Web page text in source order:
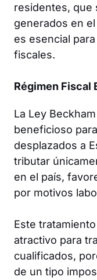
residentes, que
generados en
es esencial
fiscales.
Régimen Fiscal
La Ley
beneficioso
desplazados a
tributar
en el país,
por motivos
Este
atractivo para
cualificados,
de un tipo